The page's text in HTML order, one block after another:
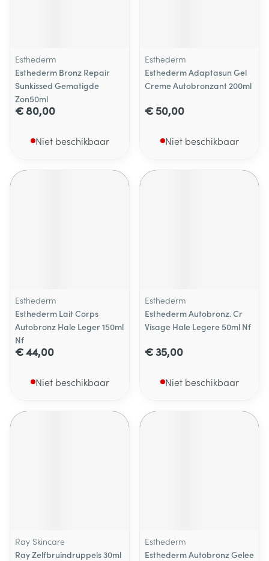
Esthederm
Esthederm Bronz Repair
Sunkissed Gematigde
Zon50ml
€ 80,00
Niet beschikbaar
Esthederm
Esthederm Adaptasun Gel
Creme Autobronzant 200ml
€ 50,00
Niet beschikbaar
Esthederm
Esthederm Lait Corps
Autobronz Hale Leger 150ml
Nf
€ 44,00
Niet beschikbaar
Esthederm
Esthederm Autobronz. Cr
Visage Hale Legere 50ml Nf
€ 35,00
Niet beschikbaar
Ray Skincare
Ray Zelfbruindruppels 30ml
Esthederm
Esthederm Autobronz Gelee